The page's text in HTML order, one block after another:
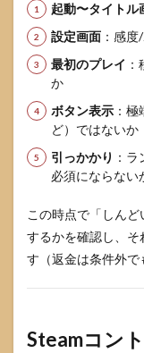
起動〜タイトル
設定画面 ：感
最初のプレイ
か
ボタン表示 ：
ど）ではないか
引っかかり ：
必須にならない
この時点で「しん
するかを確認し、そ
す（返金は条件外で
Steamコン